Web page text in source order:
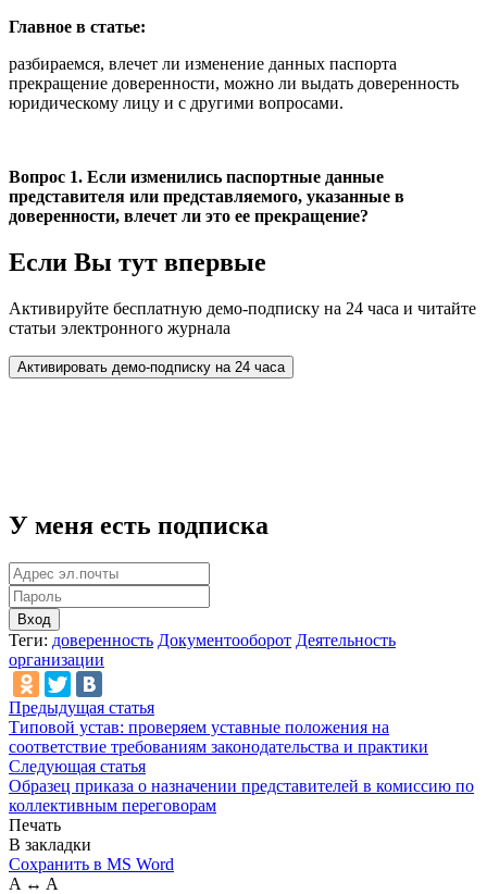
Главное в статье:
разбираемся, влечет ли изменение данных паспорта
прекращение доверенности, можно ли выдать доверенность
юридическому лицу и с другими вопросами.
Вопрос 1. Если изменились паспортные данные
представителя или представляемого, указанные в
доверенности, влечет ли это ее прекращение?
Если Вы тут впервые
Активируйте бесплатную демо-подписку на 24 часа и читайте
статьи электронного журнала
У меня есть подписка
Вход
Теги: доверенность Документооборот Деятельность
организации
Предыдущая статья
Типовой устав: проверяем уставные положения на
соответствие требованиям законодательства и практики
Следующая статья
Образец приказа о назначении представителей в комиссию по
коллективным переговорам
Печать
В закладки
Сохранить в MS Word
A ↔ A